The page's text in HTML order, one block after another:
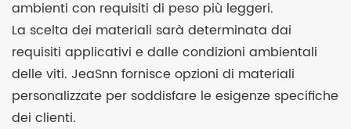
ambienti con requisiti di peso più leggeri.
La scelta dei materiali sarà determinata dai
requisiti applicativi e dalle condizioni ambientali
delle viti. JeaSnn fornisce opzioni di materiali
personalizzate per soddisfare le esigenze specifiche
dei clienti.